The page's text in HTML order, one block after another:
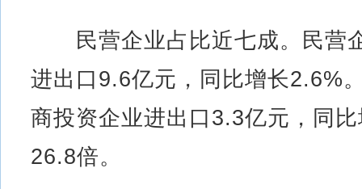
民营企业占比近七成。民营
进出口9.6亿元，同比增长2.6%
商投资企业进出口3.3亿元，同
26.8倍。